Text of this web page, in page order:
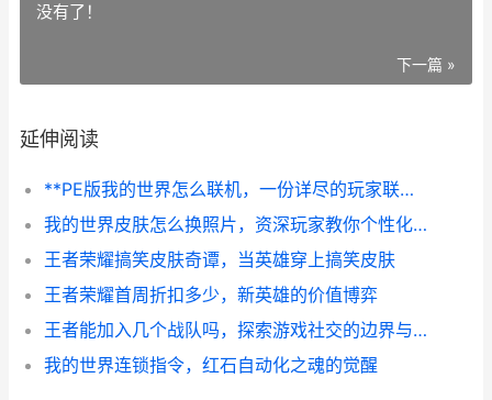
没有了！
下一篇 »
延伸阅读
**PE版我的世界怎么联机，一份详尽的玩家联机指南**
我的世界皮肤怎么换照片，资深玩家教你个性化角色
王者荣耀搞笑皮肤奇谭，当英雄穿上搞笑皮肤
王者荣耀首周折扣多少，新英雄的价值博弈
王者能加入几个战队吗，探索游戏社交的边界与可能，副标题，资深玩家深度解析战队系统设计
我的世界连锁指令，红石自动化之魂的觉醒